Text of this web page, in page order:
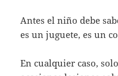
Antes el niño debe
es un juguete, es un
En cualquier caso,